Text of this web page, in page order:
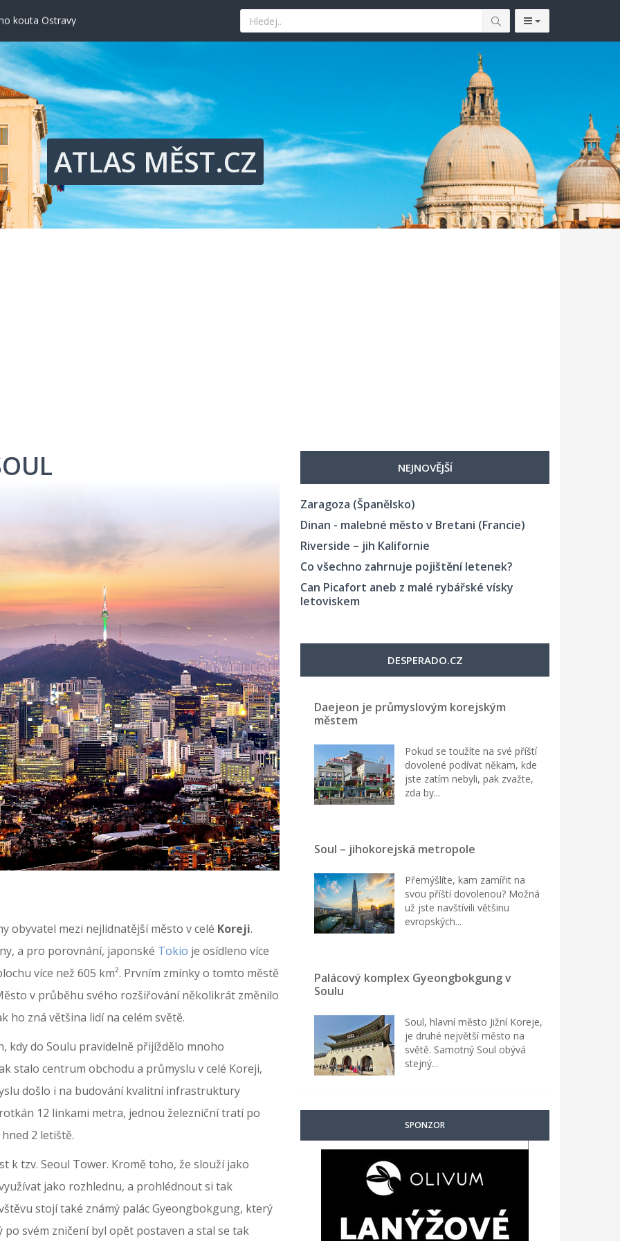
kouta Ostravy
tyrkysovým mořem
ty nejvýhodnější nabídky
historii i současné umění
kouta Ostravy
tradici a nejlepší paellu
tyrkysovým mořem
ty nejvýhodnější nabídky
ATLAS MĚST.CZ
obyvatel mezi nejlidnatější město v celé Koreji.
a pro porovnání, japonské Tokio je osídleno více
více než 605 km². Prvním zmínky o tomto městě
v průběhu svého rozšiřování několikrát změnilo
ho zná většina lidí na celém světě.
kdy do Soulu pravidelně přijíždělo mnoho
stalo centrum obchodu a průmyslu v celé Koreji,
došlo i na budování kvalitní infrastruktury
12 linkami metra, jednou železniční tratí po
2 letiště.
k tzv. Seoul Tower. Kromě toho, že slouží jako
jako rozhlednu, a prohlédnout si tak
stojí také známý palác Gyeongbokgung, který
svém zničení byl opět postaven a stal se tak
NEJNOVĚJŠÍ
Zaragoza (Španělsko)
Dinan - malebné město v Bretani (Francie)
Riverside – jih Kalifornie
Co všechno zahrnuje pojištění letenek?
Can Picafort aneb z malé rybářské vísky
letoviskem
DESPERADO.CZ
Daejeon je průmyslovým korejským
městem
Pokud se toužíte na své příští
dovolené podívat někam, kde
jste zatím nebyli, pak zvažte,
zda by...
Soul – jihokorejská metropole
Přemýšlíte, kam zamířit na
svou příští dovolenou? Možná
už jste navštívili většinu
evropských...
Palácový komplex Gyeongbokgung v
Soulu
Soul, hlavní město Jižní Koreje,
je druhé největší město na
světě. Samotný Soul obývá
stejný...
SPONZOR